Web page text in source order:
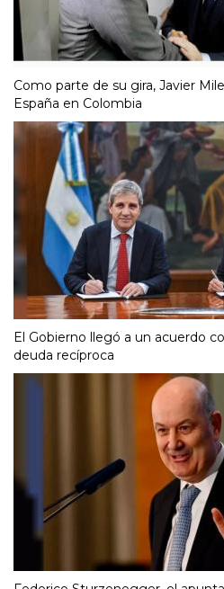
Como parte de su gira, Javier
España en Colombia
El Gobierno llegó a un acuerdo
deuda recíproca